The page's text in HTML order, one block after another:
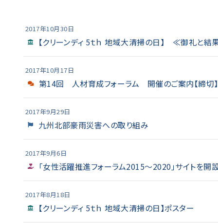
2017年10月30日
【クリーンディ 5ｔｈ 地域大清掃の日】 ≪御礼と
2017年10月17日
第14回 人材育成フォーラム 開催のご案内【締切】
2017年9月29日
九州北部豪雨災害への取り組み
2017年9月6日
「女性活躍推進フォーラム2015～2020」サイトを開
2017年8月18日
【クリーンディ 5ｔｈ 地域大清掃の日】ポスター